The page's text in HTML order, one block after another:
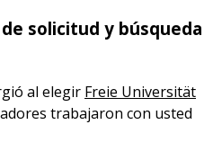
solicitud y búsqueda
al elegir Freie Universität
trabajaron con usted